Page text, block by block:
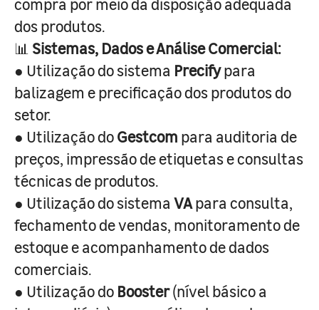
dos produtos.
📊 Sistemas, Dados e Análise Comercial:
● Utilização do sistema Precifypara
balizagem e precificação dos produtos do
setor.
● Utilização doGestcom para auditoria de
preços, impressão de etiquetas e consultas
técnicas de produtos.
● Utilização do sistemaVApara consulta,
fechamento de vendas, monitoramento de
estoque e acompanhamento de dados
comerciais.
● Utilização do Booster(nível básico a